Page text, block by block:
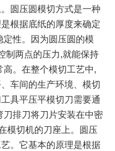
圆压圆模切方式是一种
根据底纸的厚度来确定
性。因为圆压圆的模
制两点的压力,就能保持
。在整个模切工艺中,
车间的生产环境、模切
具平压平模切刀需要通
排刀将刀片安装在中密
模切机的刀座上。圆压
。它基本的原理是根据